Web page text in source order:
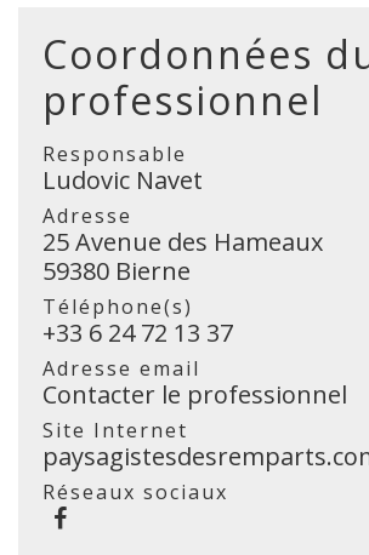
Coordonnées
professionnel
Responsable
Ludovic Navet
Adresse
25 Avenue des Hameaux
59380 Bierne
Téléphone(s)
+33 6 24 72 13 37
Adresse email
Contacter le professionnel
Site Internet
Réseaux sociaux